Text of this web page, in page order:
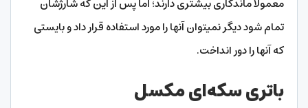
معمولا ماندگاری بیشتری دارند؛ اما پس از این که شارژشان
تمام شود دیگر نمی‎توان آن‎ها را مورد استفاده قرار داد و بایستی
که آن‎ها را دور انداخت.
باتری سکه‌ای مکسل